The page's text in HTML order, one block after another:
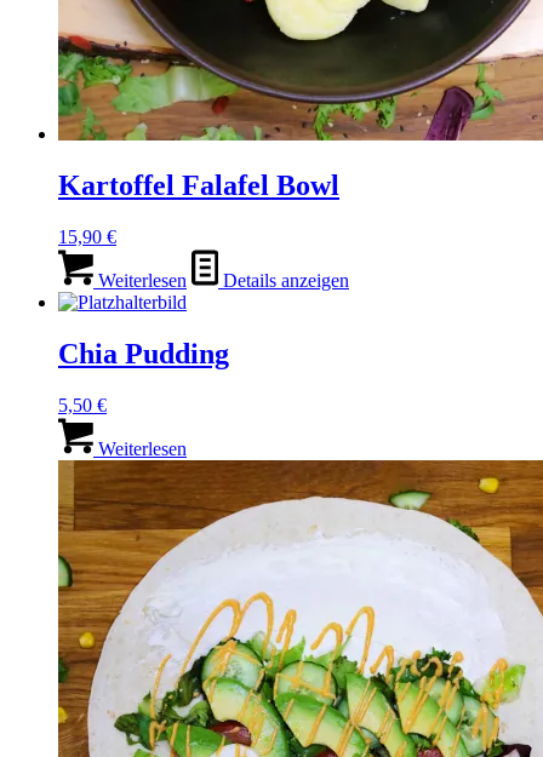
Kartoffel Falafel Bowl
15,90 €
Weiterlesen Details anzeigen
Chia Pudding
5,50 €
Weiterlesen